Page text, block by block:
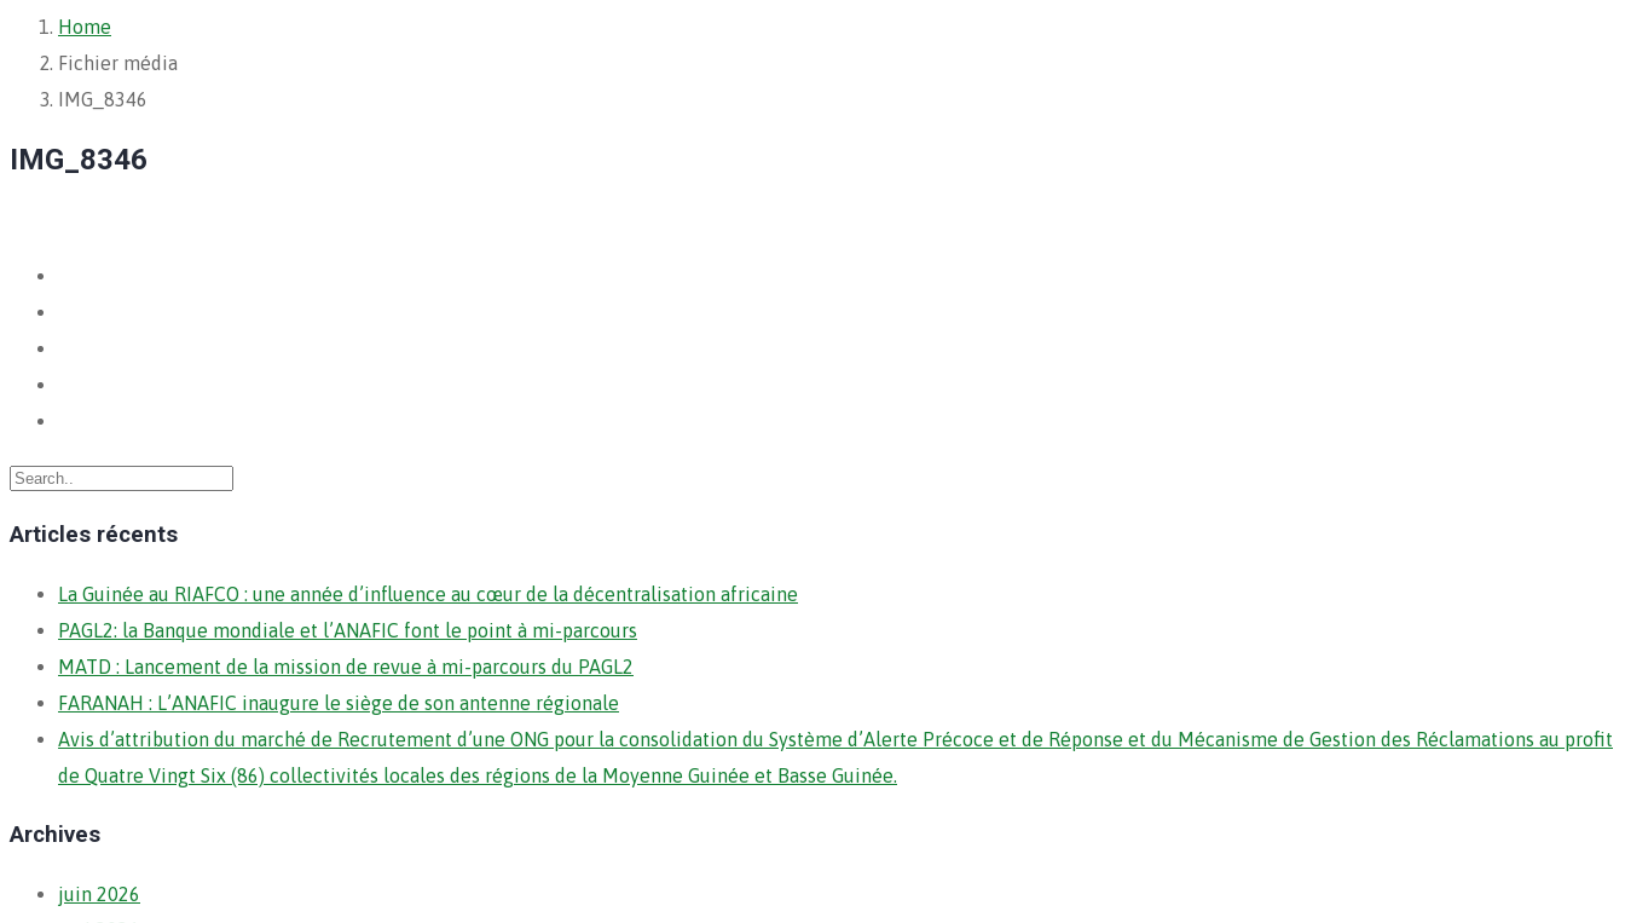
Home
Fichier média
IMG_8346
IMG_8346
Articles récents
La Guinée au RIAFCO : une année d’influence au cœur de la décentralisation africaine
PAGL2: la Banque mondiale et l’ANAFIC font le point à mi-parcours
MATD : Lancement de la mission de revue à mi-parcours du PAGL2
FARANAH : L’ANAFIC inaugure le siège de son antenne régionale
Avis d’attribution du marché de Recrutement d’une ONG pour la consolidation du Système d’Alerte Précoce et de Réponse et du Mécanisme de Gestion des Réclamations au profit
de Quatre Vingt Six (86) collectivités locales des régions de la Moyenne Guinée et Basse Guinée.
Archives
juin 2026